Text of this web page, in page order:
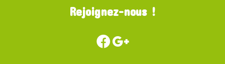
Rejoignez-nous !